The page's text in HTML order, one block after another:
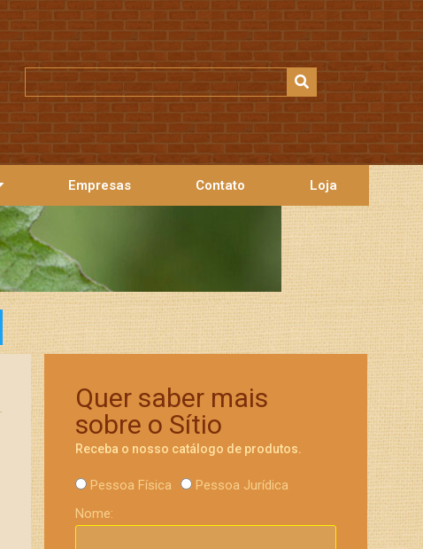
Empresas Contato Loja
Quer saber mais
sobre o Sítio
Receba o nosso catálogo de produtos.
Pessoa Física
Pessoa Jurídica
Nome: